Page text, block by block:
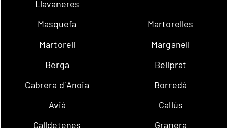
Llavaneres
Masquefa
Martorelles
Martorell
Marganell
Berga
Bellprat
Cabrera d´Anoia
Borredà
Avià
Callús
Calldetenes
Granera